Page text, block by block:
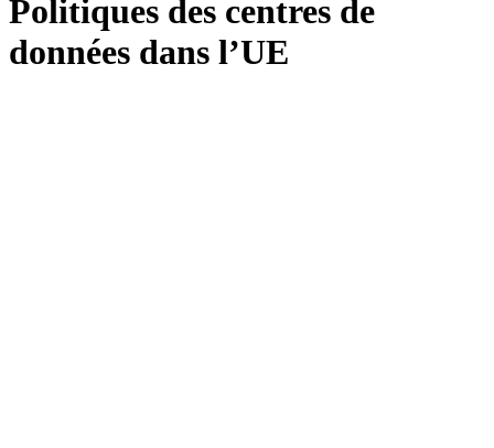
Politiques des centres de
données dans l’UE